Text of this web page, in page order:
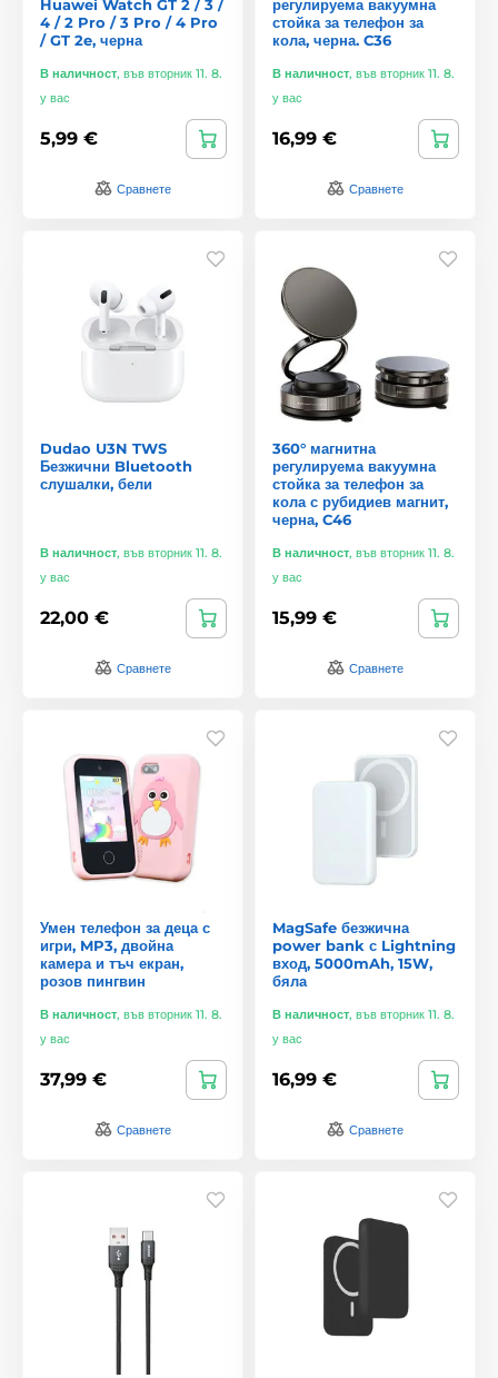
Huawei Watch GT 2 / 3 /
4 / 2 Pro / 3 Pro / 4 Pro
/ GT 2e, черна
В наличност, във вторник 11. 8.
у вас
5,99 €
Сравнете
регулируема вакуумна
стойка за телефон за
кола, черна. C36
В наличност, във вторник 11. 8.
у вас
16,99 €
Сравнете
Dudao U3N TWS
Безжични Bluetooth
слушалки, бели
В наличност, във вторник 11. 8.
у вас
22,00 €
Сравнете
360° магнитна
регулируема вакуумна
стойка за телефон за
кола с рубидиев магнит,
черна, C46
В наличност, във вторник 11. 8.
у вас
15,99 €
Сравнете
Умен телефон за деца с
игри, MP3, двойна
камера и тъч екран,
розов пингвин
В наличност, във вторник 11. 8.
у вас
37,99 €
Сравнете
MagSafe безжична
power bank с Lightning
вход, 5000mAh, 15W,
бяла
В наличност, във вторник 11. 8.
у вас
16,99 €
Сравнете